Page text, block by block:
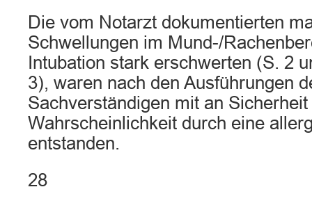
Die vom Notarzt dokumentierten
Schwellungen im Mund-/
Intubation stark erschwerten (S. 2
3), waren nach den Ausführungen
Sachverständigen mit an
Wahrscheinlichkeit durch eine
entstanden.
28